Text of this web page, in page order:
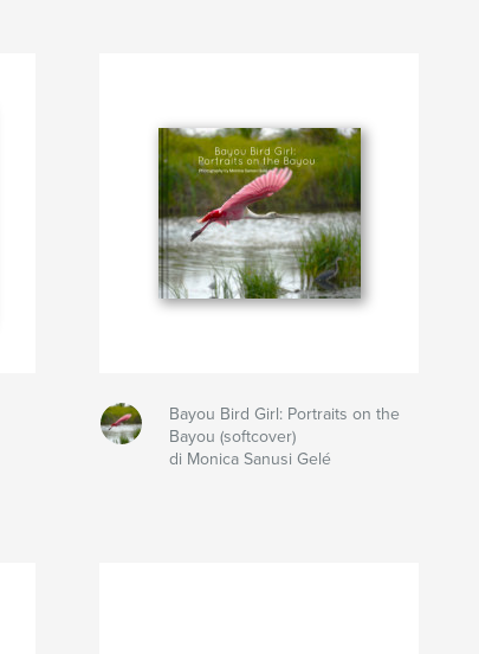
Bayou Bird Girl: Portraits on the
Bayou (softcover)
di Monica Sanusi Gelé